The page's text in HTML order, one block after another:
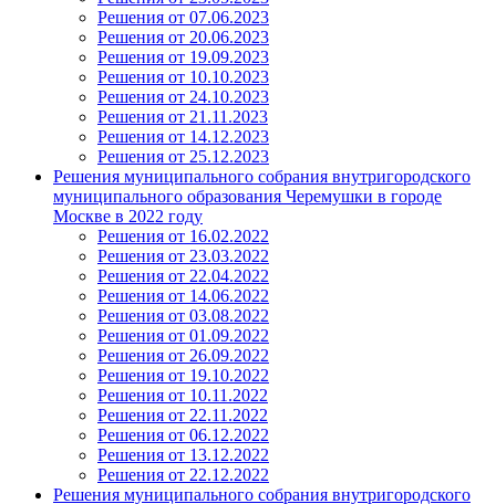
Решения от 07.06.2023
Решения от 20.06.2023
Решения от 19.09.2023
Решения от 10.10.2023
Решения от 24.10.2023
Решения от 21.11.2023
Решения от 14.12.2023
Решения от 25.12.2023
Решения муниципального собрания внутригородского
муниципального образования Черемушки в городе
Москве в 2022 году
Решения от 16.02.2022
Решения от 23.03.2022
Решения от 22.04.2022
Решения от 14.06.2022
Решения от 03.08.2022
Решения от 01.09.2022
Решения от 26.09.2022
Решения от 19.10.2022
Решения от 10.11.2022
Решения от 22.11.2022
Решения от 06.12.2022
Решения от 13.12.2022
Решения от 22.12.2022
Решения муниципального собрания внутригородского